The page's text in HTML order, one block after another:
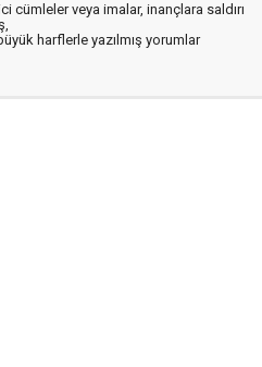
cümleler veya imalar, inançlara saldırı
harflerle yazılmış yorumlar